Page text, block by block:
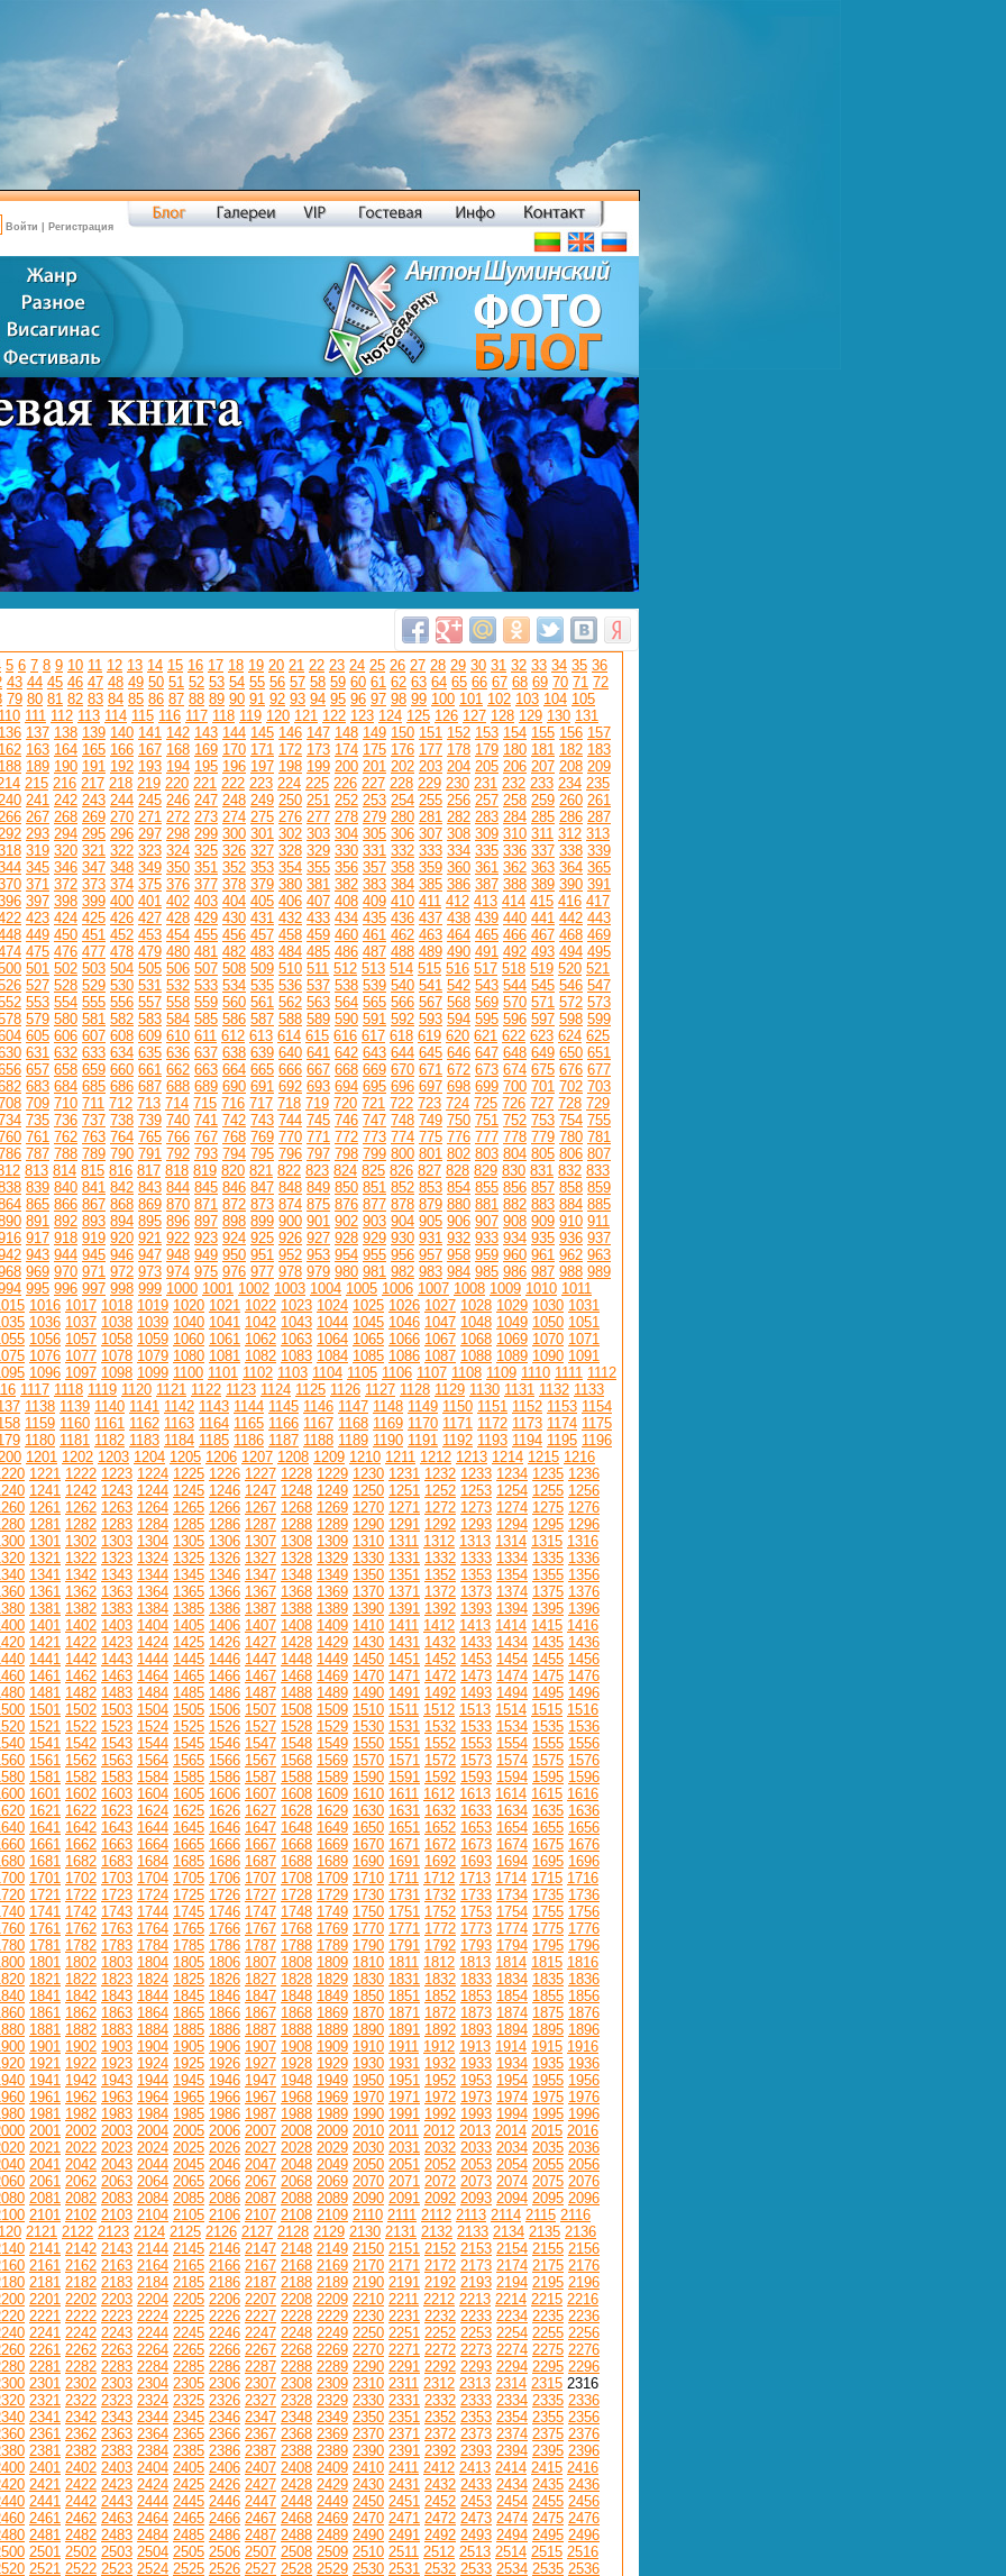
Войти Регистрация
5 6 7 8 9 10 11 12 13 14 15 16 17 18 19 20 21 22 23 24 25 26 27 28 29 30 31 32 33 34 35 36
43 44 45 46 47 48 49 50 51 52 53 54 55 56 57 58 59 60 61 62 63 64 65 66 67 68 69 70 71 72
79 80 81 82 83 84 85 86 87 88 89 90 91 92 93 94 95 96 97 98 99 100 101 102 103 104 105
110 111 112 113 114 115 116 117 118 119 120 121 122 123 124 125 126 127 128 129 130 131
136 137 138 139 140 141 142 143 144 145 146 147 148 149 150 151 152 153 154 155 156 157
162 163 164 165 166 167 168 169 170 171 172 173 174 175 176 177 178 179 180 181 182 183
188 189 190 191 192 193 194 195 196 197 198 199 200 201 202 203 204 205 206 207 208 209
215 216 217 218 219 220 221 222 223 224 225 226 227 228 229 230 231 232 233 234 235
241 242 243 244 245 246 247 248 249 250 251 252 253 254 255 256 257 258 259 260 261
267 268 269 270 271 272 273 274 275 276 277 278 279 280 281 282 283 284 285 286 287
293 294 295 296 297 298 299 300 301 302 303 304 305 306 307 308 309 310 311 312 313
319 320 321 322 323 324 325 326 327 328 329 330 331 332 333 334 335 336 337 338 339
345 346 347 348 349 350 351 352 353 354 355 356 357 358 359 360 361 362 363 364 365
371 372 373 374 375 376 377 378 379 380 381 382 383 384 385 386 387 388 389 390 391
397 398 399 400 401 402 403 404 405 406 407 408 409 410 411 412 413 414 415 416 417
423 424 425 426 427 428 429 430 431 432 433 434 435 436 437 438 439 440 441 442 443
449 450 451 452 453 454 455 456 457 458 459 460 461 462 463 464 465 466 467 468 469
475 476 477 478 479 480 481 482 483 484 485 486 487 488 489 490 491 492 493 494 495
501 502 503 504 505 506 507 508 509 510 511 512 513 514 515 516 517 518 519 520 521
527 528 529 530 531 532 533 534 535 536 537 538 539 540 541 542 543 544 545 546 547
553 554 555 556 557 558 559 560 561 562 563 564 565 566 567 568 569 570 571 572 573
579 580 581 582 583 584 585 586 587 588 589 590 591 592 593 594 595 596 597 598 599
605 606 607 608 609 610 611 612 613 614 615 616 617 618 619 620 621 622 623 624 625
631 632 633 634 635 636 637 638 639 640 641 642 643 644 645 646 647 648 649 650 651
657 658 659 660 661 662 663 664 665 666 667 668 669 670 671 672 673 674 675 676 677
683 684 685 686 687 688 689 690 691 692 693 694 695 696 697 698 699 700 701 702 703
709 710 711 712 713 714 715 716 717 718 719 720 721 722 723 724 725 726 727 728 729
735 736 737 738 739 740 741 742 743 744 745 746 747 748 749 750 751 752 753 754 755
761 762 763 764 765 766 767 768 769 770 771 772 773 774 775 776 777 778 779 780 781
787 788 789 790 791 792 793 794 795 796 797 798 799 800 801 802 803 804 805 806 807
813 814 815 816 817 818 819 820 821 822 823 824 825 826 827 828 829 830 831 832 833
839 840 841 842 843 844 845 846 847 848 849 850 851 852 853 854 855 856 857 858 859
865 866 867 868 869 870 871 872 873 874 875 876 877 878 879 880 881 882 883 884 885
891 892 893 894 895 896 897 898 899 900 901 902 903 904 905 906 907 908 909 910 911
917 918 919 920 921 922 923 924 925 926 927 928 929 930 931 932 933 934 935 936 937
943 944 945 946 947 948 949 950 951 952 953 954 955 956 957 958 959 960 961 962 963
969 970 971 972 973 974 975 976 977 978 979 980 981 982 983 984 985 986 987 988 989
995 996 997 998 999 1000 1001 1002 1003 1004 1005 1006 1007 1008 1009 1010 1011
1016 1017 1018 1019 1020 1021 1022 1023 1024 1025 1026 1027 1028 1029 1030 1031
1036 1037 1038 1039 1040 1041 1042 1043 1044 1045 1046 1047 1048 1049 1050 1051
1056 1057 1058 1059 1060 1061 1062 1063 1064 1065 1066 1067 1068 1069 1070 1071
1076 1077 1078 1079 1080 1081 1082 1083 1084 1085 1086 1087 1088 1089 1090 1091
1096 1097 1098 1099 1100 1101 1102 1103 1104 1105 1106 1107 1108 1109 1110 1111 1112
1117 1118 1119 1120 1121 1122 1123 1124 1125 1126 1127 1128 1129 1130 1131 1132 1133
1138 1139 1140 1141 1142 1143 1144 1145 1146 1147 1148 1149 1150 1151 1152 1153 1154
1159 1160 1161 1162 1163 1164 1165 1166 1167 1168 1169 1170 1171 1172 1173 1174 1175
1180 1181 1182 1183 1184 1185 1186 1187 1188 1189 1190 1191 1192 1193 1194 1195 1196
1201 1202 1203 1204 1205 1206 1207 1208 1209 1210 1211 1212 1213 1214 1215 1216
1221 1222 1223 1224 1225 1226 1227 1228 1229 1230 1231 1232 1233 1234 1235 1236
1241 1242 1243 1244 1245 1246 1247 1248 1249 1250 1251 1252 1253 1254 1255 1256
1261 1262 1263 1264 1265 1266 1267 1268 1269 1270 1271 1272 1273 1274 1275 1276
1281 1282 1283 1284 1285 1286 1287 1288 1289 1290 1291 1292 1293 1294 1295 1296
1301 1302 1303 1304 1305 1306 1307 1308 1309 1310 1311 1312 1313 1314 1315 1316
1321 1322 1323 1324 1325 1326 1327 1328 1329 1330 1331 1332 1333 1334 1335 1336
1341 1342 1343 1344 1345 1346 1347 1348 1349 1350 1351 1352 1353 1354 1355 1356
1361 1362 1363 1364 1365 1366 1367 1368 1369 1370 1371 1372 1373 1374 1375 1376
1381 1382 1383 1384 1385 1386 1387 1388 1389 1390 1391 1392 1393 1394 1395 1396
1401 1402 1403 1404 1405 1406 1407 1408 1409 1410 1411 1412 1413 1414 1415 1416
1421 1422 1423 1424 1425 1426 1427 1428 1429 1430 1431 1432 1433 1434 1435 1436
1441 1442 1443 1444 1445 1446 1447 1448 1449 1450 1451 1452 1453 1454 1455 1456
1461 1462 1463 1464 1465 1466 1467 1468 1469 1470 1471 1472 1473 1474 1475 1476
1481 1482 1483 1484 1485 1486 1487 1488 1489 1490 1491 1492 1493 1494 1495 1496
1501 1502 1503 1504 1505 1506 1507 1508 1509 1510 1511 1512 1513 1514 1515 1516
1521 1522 1523 1524 1525 1526 1527 1528 1529 1530 1531 1532 1533 1534 1535 1536
1541 1542 1543 1544 1545 1546 1547 1548 1549 1550 1551 1552 1553 1554 1555 1556
1561 1562 1563 1564 1565 1566 1567 1568 1569 1570 1571 1572 1573 1574 1575 1576
1581 1582 1583 1584 1585 1586 1587 1588 1589 1590 1591 1592 1593 1594 1595 1596
1601 1602 1603 1604 1605 1606 1607 1608 1609 1610 1611 1612 1613 1614 1615 1616
1621 1622 1623 1624 1625 1626 1627 1628 1629 1630 1631 1632 1633 1634 1635 1636
1641 1642 1643 1644 1645 1646 1647 1648 1649 1650 1651 1652 1653 1654 1655 1656
1661 1662 1663 1664 1665 1666 1667 1668 1669 1670 1671 1672 1673 1674 1675 1676
1681 1682 1683 1684 1685 1686 1687 1688 1689 1690 1691 1692 1693 1694 1695 1696
1701 1702 1703 1704 1705 1706 1707 1708 1709 1710 1711 1712 1713 1714 1715 1716
1721 1722 1723 1724 1725 1726 1727 1728 1729 1730 1731 1732 1733 1734 1735 1736
1741 1742 1743 1744 1745 1746 1747 1748 1749 1750 1751 1752 1753 1754 1755 1756
1761 1762 1763 1764 1765 1766 1767 1768 1769 1770 1771 1772 1773 1774 1775 1776
1781 1782 1783 1784 1785 1786 1787 1788 1789 1790 1791 1792 1793 1794 1795 1796
1801 1802 1803 1804 1805 1806 1807 1808 1809 1810 1811 1812 1813 1814 1815 1816
1821 1822 1823 1824 1825 1826 1827 1828 1829 1830 1831 1832 1833 1834 1835 1836
1841 1842 1843 1844 1845 1846 1847 1848 1849 1850 1851 1852 1853 1854 1855 1856
1861 1862 1863 1864 1865 1866 1867 1868 1869 1870 1871 1872 1873 1874 1875 1876
1881 1882 1883 1884 1885 1886 1887 1888 1889 1890 1891 1892 1893 1894 1895 1896
1901 1902 1903 1904 1905 1906 1907 1908 1909 1910 1911 1912 1913 1914 1915 1916
1921 1922 1923 1924 1925 1926 1927 1928 1929 1930 1931 1932 1933 1934 1935 1936
1941 1942 1943 1944 1945 1946 1947 1948 1949 1950 1951 1952 1953 1954 1955 1956
1961 1962 1963 1964 1965 1966 1967 1968 1969 1970 1971 1972 1973 1974 1975 1976
1981 1982 1983 1984 1985 1986 1987 1988 1989 1990 1991 1992 1993 1994 1995 1996
2001 2002 2003 2004 2005 2006 2007 2008 2009 2010 2011 2012 2013 2014 2015 2016
2021 2022 2023 2024 2025 2026 2027 2028 2029 2030 2031 2032 2033 2034 2035 2036
2041 2042 2043 2044 2045 2046 2047 2048 2049 2050 2051 2052 2053 2054 2055 2056
2061 2062 2063 2064 2065 2066 2067 2068 2069 2070 2071 2072 2073 2074 2075 2076
2081 2082 2083 2084 2085 2086 2087 2088 2089 2090 2091 2092 2093 2094 2095 2096
2101 2102 2103 2104 2105 2106 2107 2108 2109 2110 2111 2112 2113 2114 2115 2116
2121 2122 2123 2124 2125 2126 2127 2128 2129 2130 2131 2132 2133 2134 2135 2136
2141 2142 2143 2144 2145 2146 2147 2148 2149 2150 2151 2152 2153 2154 2155 2156
2161 2162 2163 2164 2165 2166 2167 2168 2169 2170 2171 2172 2173 2174 2175 2176
2181 2182 2183 2184 2185 2186 2187 2188 2189 2190 2191 2192 2193 2194 2195 2196
2201 2202 2203 2204 2205 2206 2207 2208 2209 2210 2211 2212 2213 2214 2215 2216
2221 2222 2223 2224 2225 2226 2227 2228 2229 2230 2231 2232 2233 2234 2235 2236
2241 2242 2243 2244 2245 2246 2247 2248 2249 2250 2251 2252 2253 2254 2255 2256
2261 2262 2263 2264 2265 2266 2267 2268 2269 2270 2271 2272 2273 2274 2275 2276
2281 2282 2283 2284 2285 2286 2287 2288 2289 2290 2291 2292 2293 2294 2295 2296
2301 2302 2303 2304 2305 2306 2307 2308 2309 2310 2311 2312 2313 2314 2315 2316
2321 2322 2323 2324 2325 2326 2327 2328 2329 2330 2331 2332 2333 2334 2335 2336
2341 2342 2343 2344 2345 2346 2347 2348 2349 2350 2351 2352 2353 2354 2355 2356
2361 2362 2363 2364 2365 2366 2367 2368 2369 2370 2371 2372 2373 2374 2375 2376
2381 2382 2383 2384 2385 2386 2387 2388 2389 2390 2391 2392 2393 2394 2395 2396
2401 2402 2403 2404 2405 2406 2407 2408 2409 2410 2411 2412 2413 2414 2415 2416
2421 2422 2423 2424 2425 2426 2427 2428 2429 2430 2431 2432 2433 2434 2435 2436
2441 2442 2443 2444 2445 2446 2447 2448 2449 2450 2451 2452 2453 2454 2455 2456
2461 2462 2463 2464 2465 2466 2467 2468 2469 2470 2471 2472 2473 2474 2475 2476
2481 2482 2483 2484 2485 2486 2487 2488 2489 2490 2491 2492 2493 2494 2495 2496
2501 2502 2503 2504 2505 2506 2507 2508 2509 2510 2511 2512 2513 2514 2515 2516
2521 2522 2523 2524 2525 2526 2527 2528 2529 2530 2531 2532 2533 2534 2535 2536